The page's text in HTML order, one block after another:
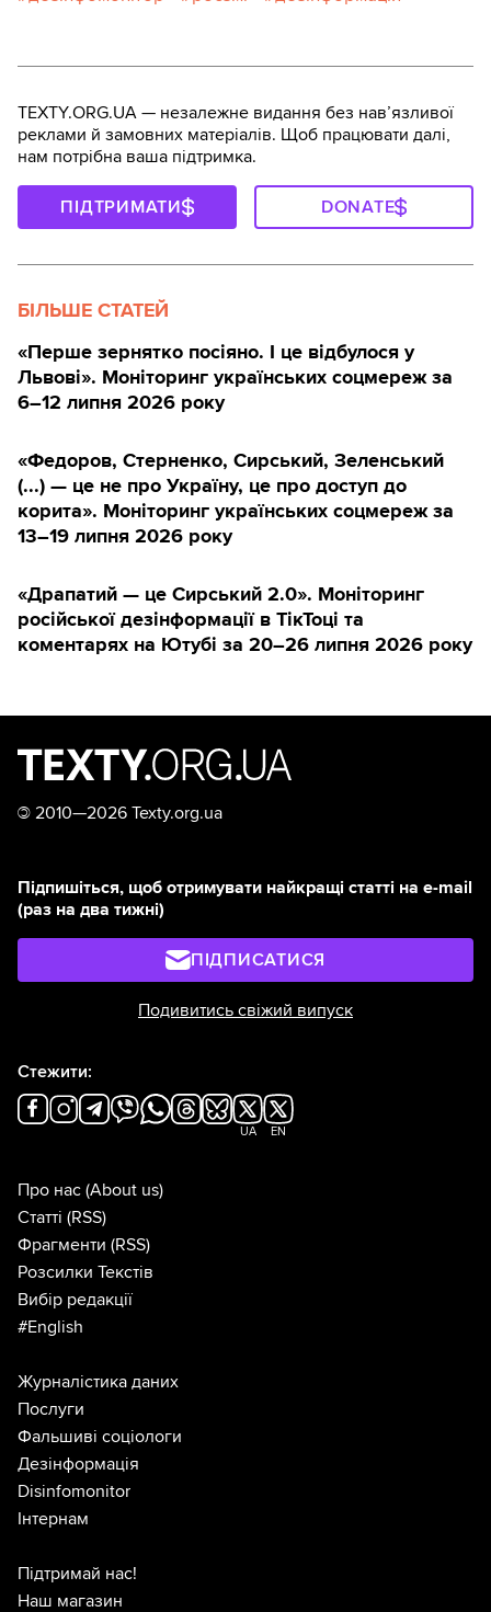
TEXTY.ORG.UA — незалежне видання без навʼязливої
реклами й замовних матеріалів. Щоб працювати далі,
нам потрібна ваша підтримка.
ПІДТРИМАТИ DONATE
БІЛЬШЕ СТАТЕЙ
«Перше зернятко посіяно. І це відбулося у
Львові». Моніторинг українських соцмереж за
6–12 липня 2026 року
«Федоров, Стерненко, Сирський, Зеленський
(...) — це не про Україну, це про доступ до
корита». Моніторинг українських соцмереж за
13–19 липня 2026 року
«Драпатий — це Сирський 2.0». Моніторинг
російської дезінформації в ТікТоці та
коментарях на Ютубі за 20–26 липня 2026 року
© 2010—2026 Texty.org.ua
Підпишіться, щоб отримувати найкращі статті на e-mail
(раз на два тижні)
ПІДПИСАТИСЯ
Подивитись свіжий випуск
Стежити:
UA EN
Про нас (About us)
Статті (RSS)
Фрагменти (RSS)
Розсилки Текстів
Вибір редакції
#English
Журналістика даних
Послуги
Фальшиві соціологи
Дезінформація
Disinfomonitor
Інтернам
Підтримай нас!
Наш магазин